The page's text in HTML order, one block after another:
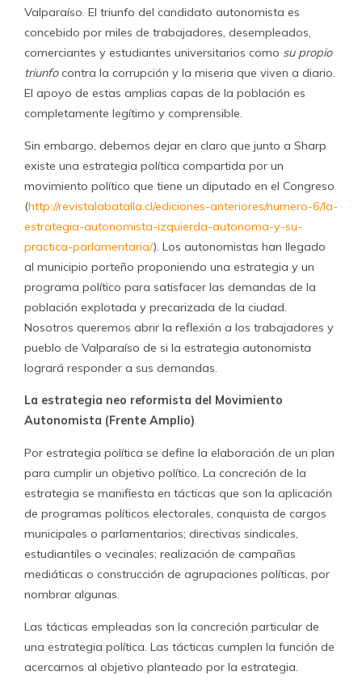
Valparaíso. El triunfo del candidato autonomista es
concebido por miles de trabajadores, desempleados,
comerciantes y estudiantes universitarios como su propio
triunfocontra la corrupción y la miseria que viven a diario.
El apoyo de estas amplias capas de la población es
completamente legítimo y comprensible.
Sin embargo, debemos dejar en claro que junto a Sharp
existe una estrategia política compartida por un
movimiento político que tiene un diputado en el Congreso
(http://revistalabatalla.cl/ediciones-anteriores/numero-6/la-
estrategia-autonomista-izquierda-autonoma-y-su-
practica-parlamentaria/). Los autonomistas han llegado
al municipio porteño proponiendo una estrategia y un
programa político para satisfacer las demandas de la
población explotada y precarizada de la ciudad.
Nosotros queremos abrir la reflexión a los trabajadores y
pueblo de Valparaíso de si la estrategia autonomista
logrará responder a sus demandas.
La estrategia neo reformista del Movimiento
Autonomista (Frente Amplio)
Por estrategia política se define la elaboración de un plan
para cumplir un objetivo político. La concreción de la
estrategia se manifiesta en tácticas que son la aplicación
de programas políticos electorales, conquista de cargos
municipales o parlamentarios; directivas sindicales,
estudiantiles o vecinales; realización de campañas
mediáticas o construcción de agrupaciones políticas, por
nombrar algunas.
Las tácticas empleadas son la concreción particular de
una estrategia política. Las tácticas cumplen la función de
acercarnos al objetivo planteado por la estrategia.